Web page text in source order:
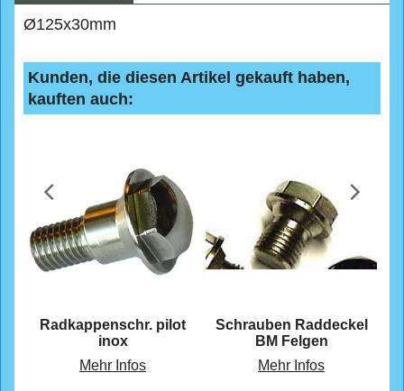
Ø125x30mm
Kunden, die diesen Artikel gekauft haben,
kauften auch:
Radkappenschr. pilot
inox
Mehr Infos
Schrauben Raddeckel
BM Felgen
Mehr Infos